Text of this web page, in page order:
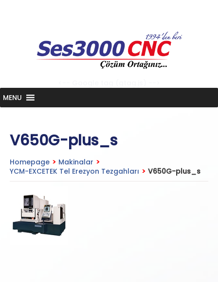
content
MENU
V650G-plus_s
Homepage > Makinalar >
YCM-EXCETEK Tel Erezyon Tezgahları > V650G-plus_s